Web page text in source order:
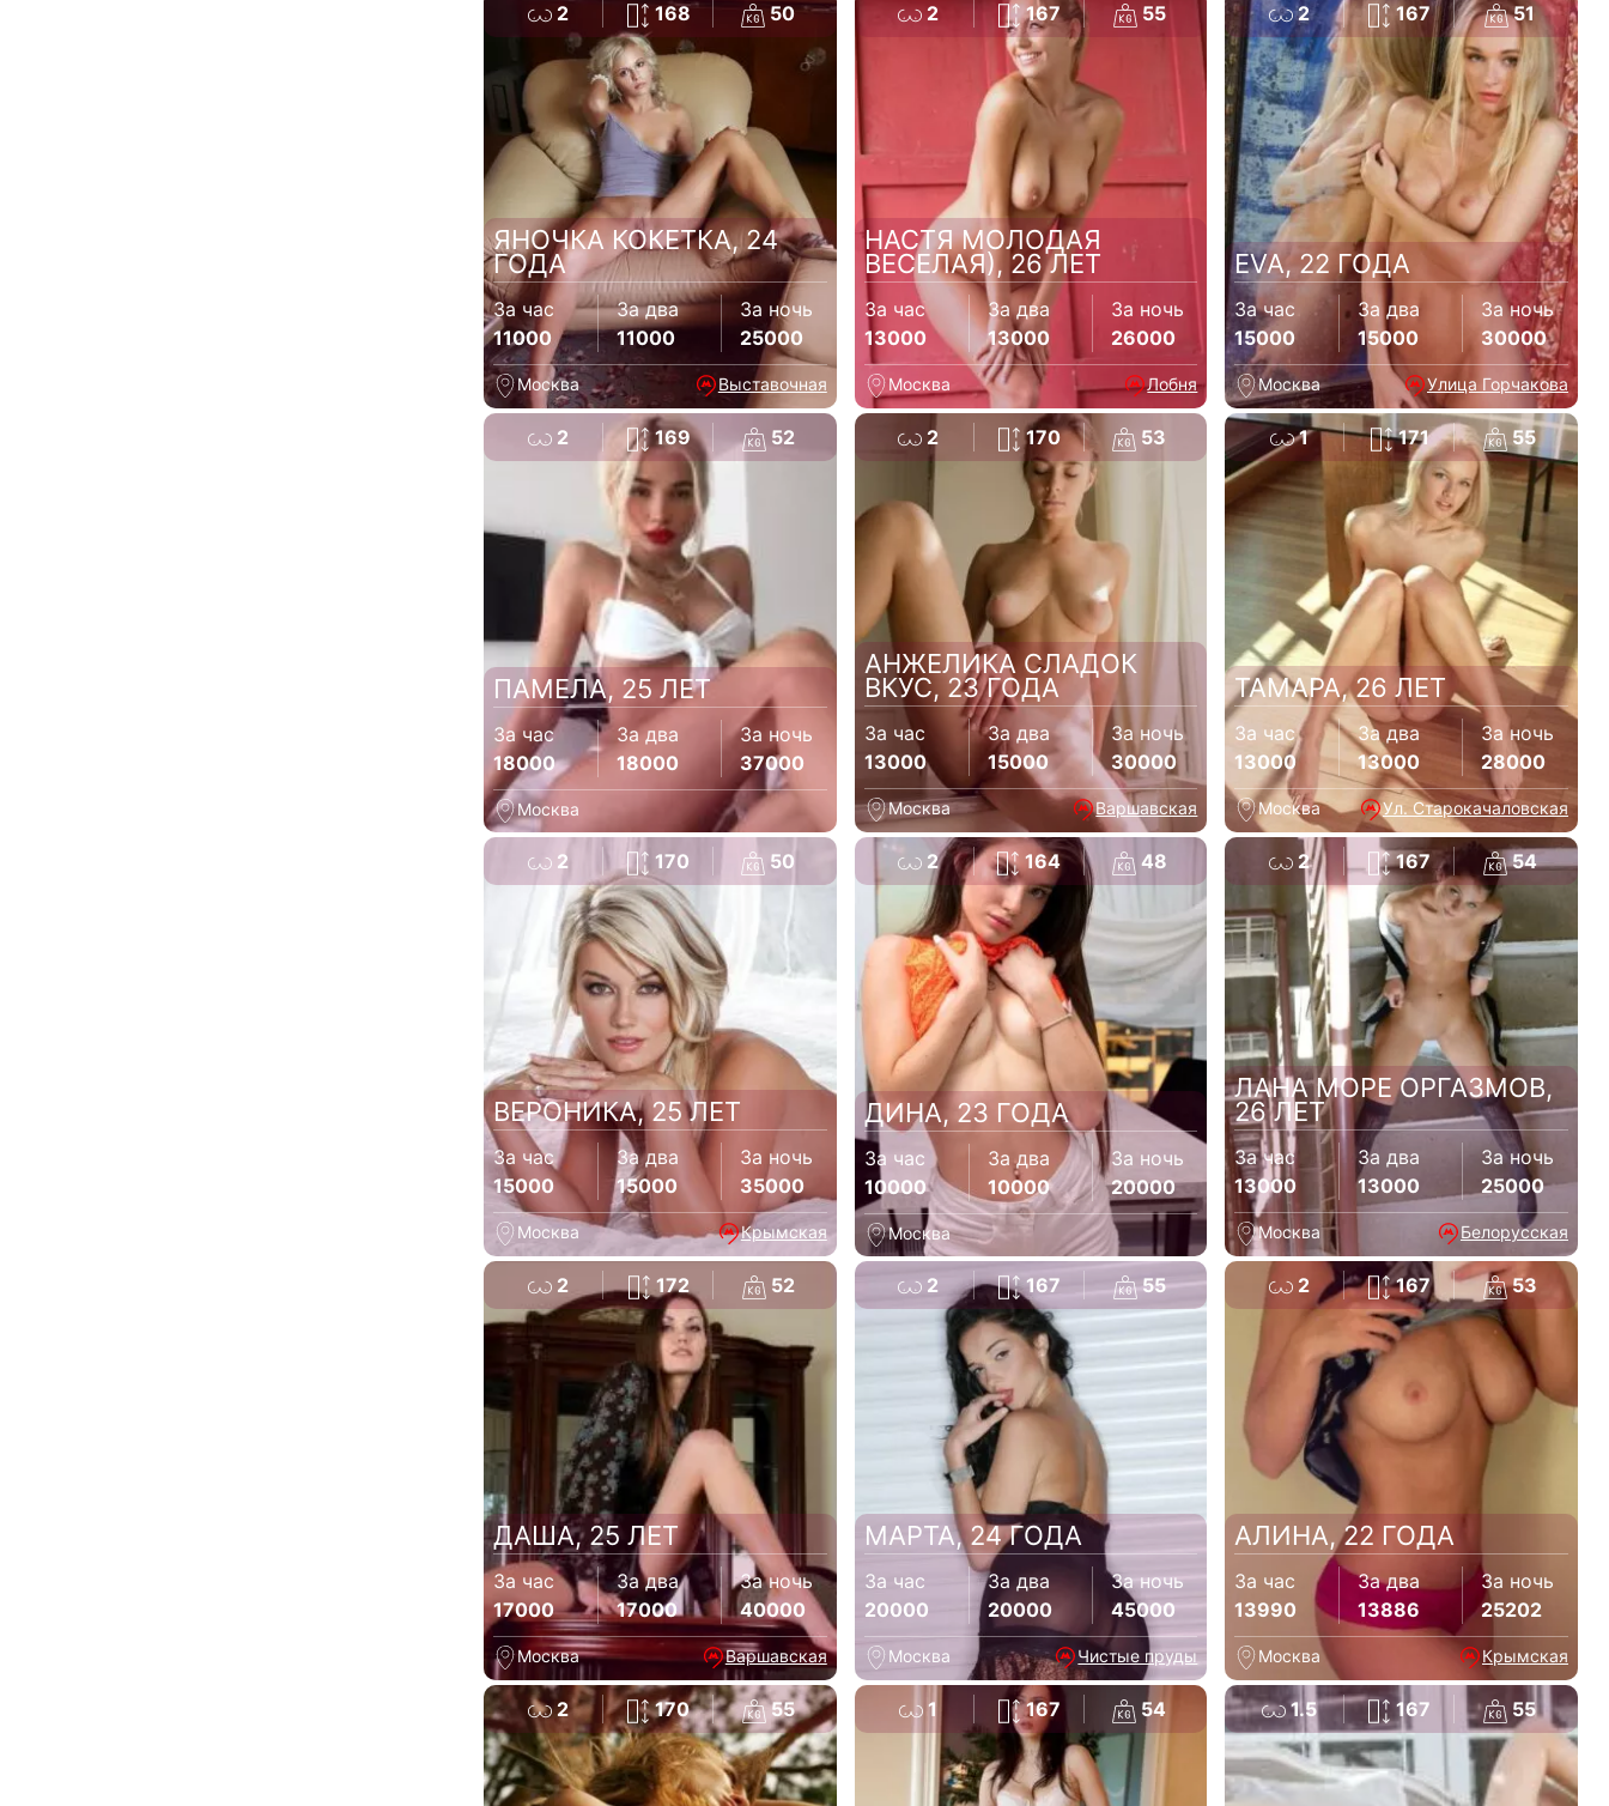
2 168 50
ЯНОЧКА КОКЕТКА, 24
ГОДА
За час
11000
За два
11000
За ночь
25000
Москва Выставочная
2 167 55
НАСТЯ МОЛОДАЯ
ВЕСЕЛАЯ), 26 ЛЕТ
За час
13000
За два
13000
За ночь
26000
Москва Лобня
2 167 51
EVA, 22 ГОДА
За час
15000
За два
15000
За ночь
30000
Москва Улица Горчакова
2 169 52
ПАМЕЛА, 25 ЛЕТ
За час
18000
За два
18000
За ночь
37000
Москва
2 170 53
АНЖЕЛИКА СЛАДОК
ВКУС, 23 ГОДА
За час
13000
За два
15000
За ночь
30000
Москва Варшавская
1 171 55
ТАМАРА, 26 ЛЕТ
За час
13000
За два
13000
За ночь
28000
Москва Ул. Старокачаловская
2 170 50
ВЕРОНИКА, 25 ЛЕТ
За час
15000
За два
15000
За ночь
35000
Москва Крымская
2 164 48
ДИНА, 23 ГОДА
За час
10000
За два
10000
За ночь
20000
Москва
2 167 54
ЛАНА МОРЕ ОРГАЗМОВ,
26 ЛЕТ
За час
13000
За два
13000
За ночь
25000
Москва Белорусская
2 172 52
ДАША, 25 ЛЕТ
За час
17000
За два
17000
За ночь
40000
Москва Варшавская
2 167 55
МАРТА, 24 ГОДА
За час
20000
За два
20000
За ночь
45000
Москва Чистые пруды
2 167 53
АЛИНА, 22 ГОДА
За час
13990
За два
13886
За ночь
25202
Москва Крымская
2 170 55 1 167 54 1.5 167 55